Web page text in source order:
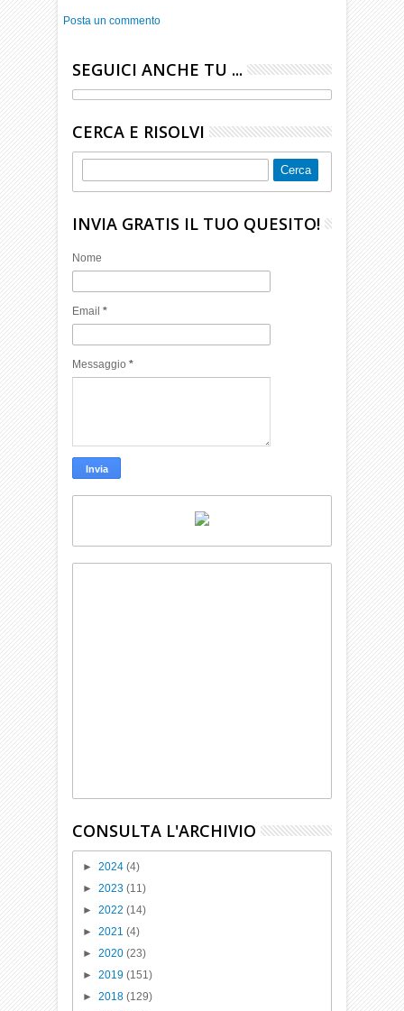
Posta un commento
SEGUICI ANCHE TU ...
CERCA E RISOLVI
INVIA GRATIS IL TUO QUESITO!
Nome
Email*
Messaggio*
CONSULTA L'ARCHIVIO
►2024(4)
►2023(11)
►2022(14)
►2021(4)
►2020(23)
►2019(151)
►2018(129)